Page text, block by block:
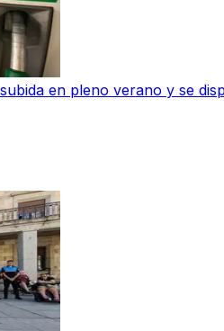
en pleno verano y se